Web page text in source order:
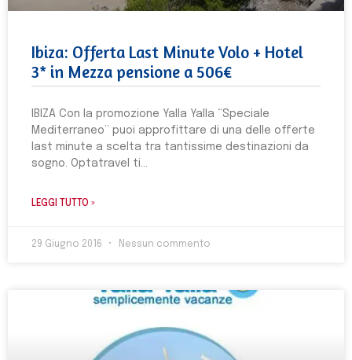
Ibiza: Offerta Last Minute Volo + Hotel
3* in Mezza pensione a 506€
IBIZA Con la promozione Yalla Yalla “Speciale
Mediterraneo” puoi approfittare di una delle offerte
last minute a scelta tra tantissime destinazioni da
sogno. Optatravel ti
LEGGI TUTTO »
29 Giugno 2016 Nessun commento